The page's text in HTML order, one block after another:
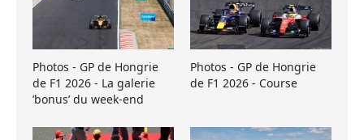
Photos - GP de Hongrie
de F1 2026 - La galerie
’bonus’ du week-end
Photos - GP de Hongrie
de F1 2026 - Course